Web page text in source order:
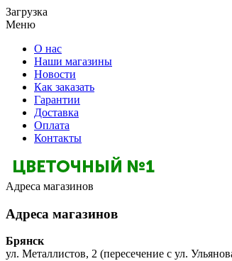
Загрузка
Меню
О нас
Наши магазины
Новости
Как заказать
Гарантии
Доставка
Оплата
Контакты
Адреса магазинов
Адреса магазинов
Брянск
ул. Металлистов, 2 (пересечение с ул.